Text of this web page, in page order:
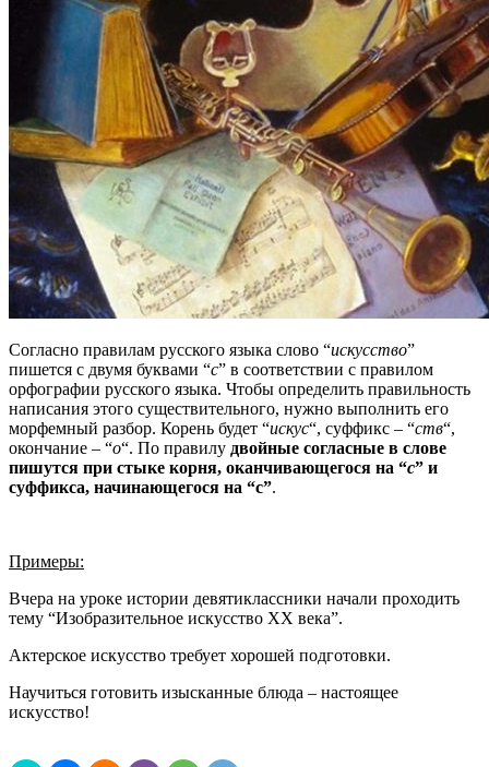
Согласно правилам русского языка слово “искусство”
пишется с двумя буквами “с” в соответствии с правилом
орфографии русского языка. Чтобы определить правильность
написания этого существительного, нужно выполнить его
морфемный разбор. Корень будет “искус“, суффикс – “ств“,
окончание – “о“. По правилу двойные согласные в слове
пишутся при стыке корня, оканчивающегося на “с” и
суффикса, начинающегося на “с”.
Примеры:
Вчера на уроке истории девятиклассники начали проходить
тему “Изобразительное искусство XX века”.
Актерское искусство требует хорошей подготовки.
Научиться готовить изысканные блюда – настоящее
искусство!